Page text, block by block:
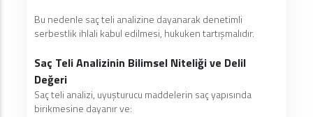
Bu nedenle saç teli analizine dayanarak denetimli
serbestlik ihlali kabul edilmesi, hukuken tartışmalıdır.
Saç Teli Analizinin Bilimsel Niteliği ve Delil
Değeri
Saç teli analizi, uyuşturucu maddelerin saç yapısında
birikmesine dayanır ve: